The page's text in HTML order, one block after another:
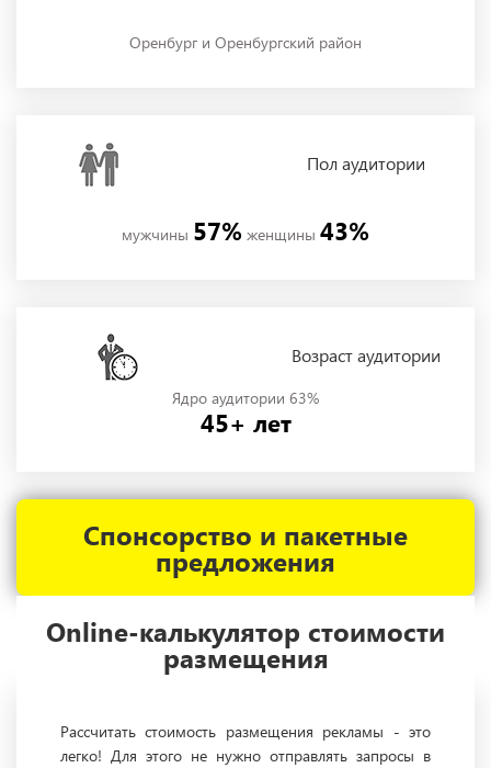
Оренбург и Оренбургский район
Полаудитории
мужчины 57% женщины 43%
Возраст аудитории
Ядро аудитории 63%
45+ лет
Online-калькулятор стоимости
размещения
Спонсорство и пакетные
предложения
Рассчитать стоимость размещения рекламы - это
легко! Для этого не нужно отправлять запросы в